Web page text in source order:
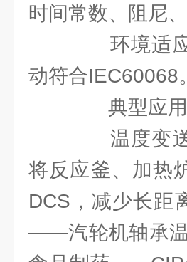
时间常数、阻尼
环境适应
动符合IEC60068。
典型应用
温度变送
将反应釜、加热
DCS，减少长距
——汽轮机轴承